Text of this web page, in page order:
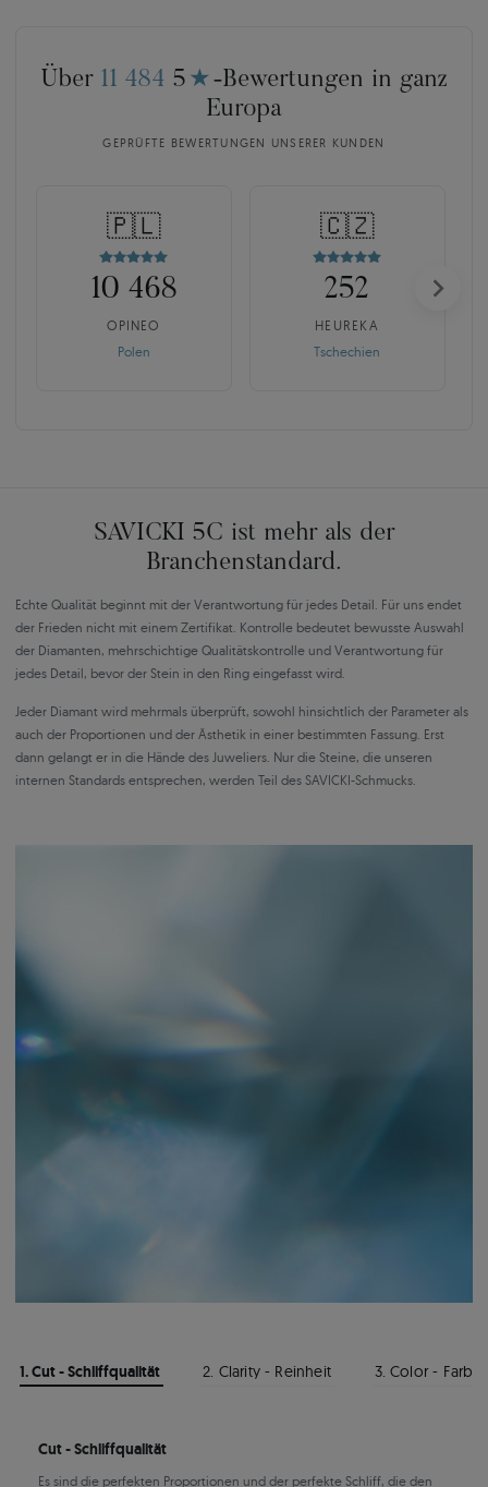
Über 11 484 5 ★ -Bewertungen in ganz
Europa
GEPRÜFTE BEWERTUNGEN UNSERER KUNDEN
🇵🇱
10 468
OPINEO
Polen
🇨🇿
252
HEUREKA
Tschechien
SAVICKI 5C ist mehr als der
Branchenstandard.
Echte Qualität beginnt mit der Verantwortung für jedes Detail. Für uns endet
der Frieden nicht mit einem Zertifikat. Kontrolle bedeutet bewusste Auswahl
der Diamanten, mehrschichtige Qualitätskontrolle und Verantwortung für
jedes Detail, bevor der Stein in den Ring eingefasst wird.
Jeder Diamant wird mehrmals überprüft, sowohl hinsichtlich der Parameter als
auch der Proportionen und der Ästhetik in einer bestimmten Fassung. Erst
dann gelangt er in die Hände des Juweliers. Nur die Steine, die unseren
internen Standards entsprechen, werden Teil des SAVICKI-Schmucks.
1. Cut - Schliffqualität 2. Clarity - Reinheit 3. Color - Farbe
Cut - Schliffqualität
Es sind die perfekten Proportionen und der perfekte Schliff, die den